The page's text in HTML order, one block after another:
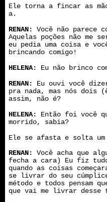
Ele torna a fincar as
a.
RENAN:
Você não parece
Aquelas poções não me
eu pedia uma coisa e
brincando comigo!
HELENA:
Eu não brinco
RENAN:
Eu ouvi você
pra nada, mas nós dois
assim, não é?
HELENA:
Então foi você
morrido, sabia?
Ele se afasta e solta um
RENAN:
Você acha que
fecha a cara) Eu fiz
quando as coisas
se livrar do seu
método e todos pensam
que vai me livrar desse